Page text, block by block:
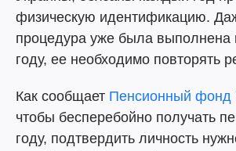
физическую идентификацию.
процедура уже была
году, ее необходимо повторять
Как сообщает Пенсионный фонд
чтобы бесперебойно получать
году, подтвердить личность